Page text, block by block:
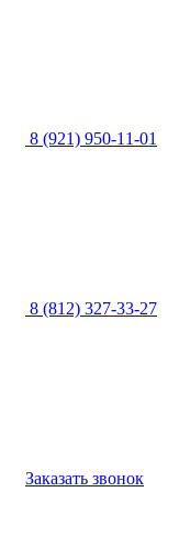
8 (921) 950-11-01
8 (812) 327-33-27
Заказать звонок